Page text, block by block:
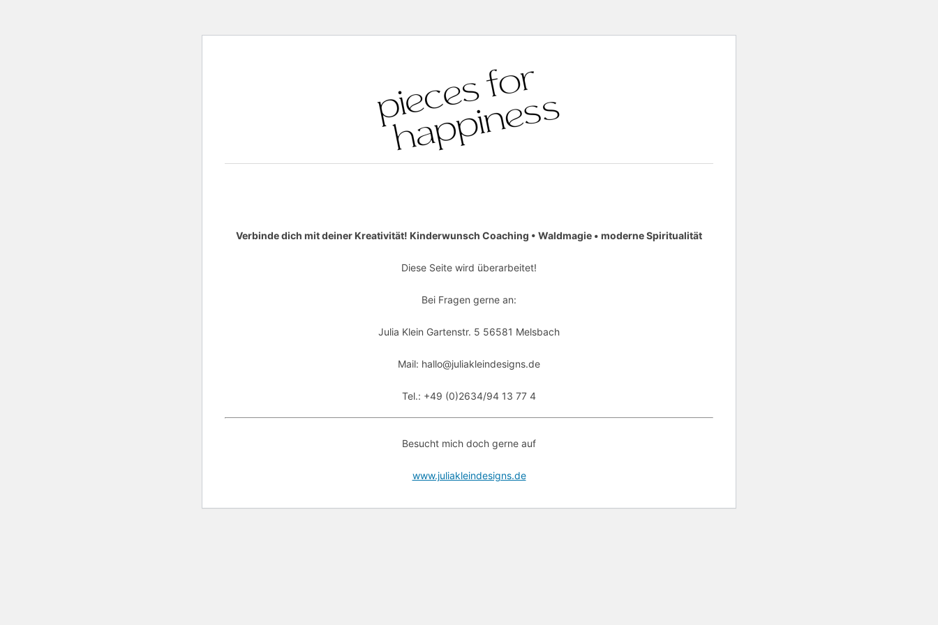
Verbinde dich mit deiner Kreativität! Kinderwunsch Coaching • Waldmagie • moderne Spiritualität
Diese Seite wird überarbeitet!
Bei Fragen gerne an:
Julia Klein Gartenstr. 5 56581 Melsbach
Mail: hallo@juliakleindesigns.de
Tel.: +49 (0)2634/94 13 77 4
Besucht mich doch gerne auf
www.juliakleindesigns.de